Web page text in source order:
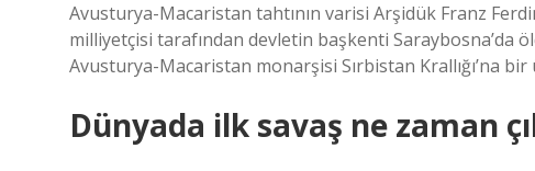
Avusturya-Macaristan tahtının varisi Arşidük Franz
milliyetçisi tarafından devletin başkenti Saraybosna’da
Avusturya-Macaristan monarşisi Sırbistan Krallığı’na
Dünyada ilk savaş ne zaman